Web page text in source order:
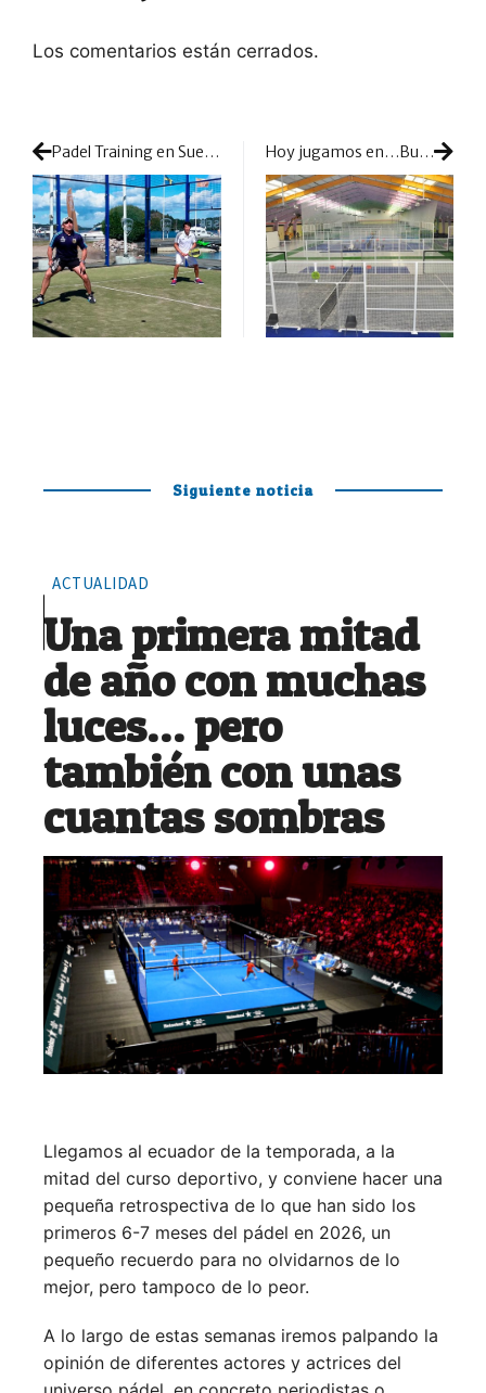
Los comentarios están cerrados.
Padel Training en Suecia Hoy jugamos en…Burpádel
Siguiente noticia
ACTUALIDAD
Una primera mitad
de año con muchas
luces… pero
también con unas
cuantas sombras
Llegamos al ecuador de la temporada, a la
mitad del curso deportivo, y conviene hacer una
pequeña retrospectiva de lo que han sido los
primeros 6-7 meses del pádel en 2026, un
pequeño recuerdo para no olvidarnos de lo
mejor, pero tampoco de lo peor.
A lo largo de estas semanas iremos palpando la
opinión de diferentes actores y actrices del